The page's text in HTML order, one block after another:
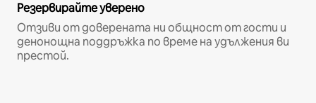
Резервирайте уверено
Отзиви от доверената ни общност от гости и
денонощна поддръжка по време на удължения ви
престой.